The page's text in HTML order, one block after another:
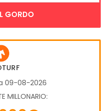
GORDO
09-08-2026
MILLONARIO: